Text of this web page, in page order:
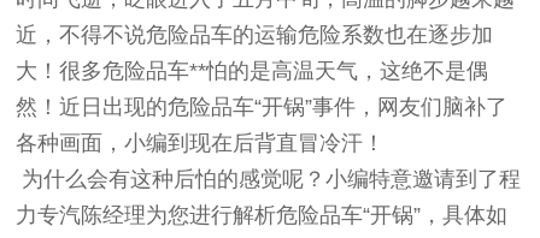
近，不得不说危险品车的运输危险系数也在逐步加
大！很多危险品车**怕的是高温天气，这绝不是偶
然！近日出现的危险品车“开锅”事件，网友们脑补了
各种画面，小编到现在后背直冒冷汗！
为什么会有这种后怕的感觉呢？小编特意邀请到了程
力专汽陈经理为您进行解析危险品车“开锅”，具体如